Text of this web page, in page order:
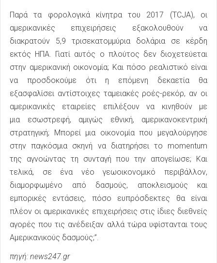
Παρά τα φορολογικά κίνητρα του 2017 (TCJA), οι
αμερικανικές επιχειρήσεις εξακολουθούν να
διακρατούν 5,9 τρισεκατομμύρια δολάρια σε κέρδη
εκτός ΗΠΑ. Γιατί αυτός ο πλούτος δεν διοχετεύεται
στην αμερικανική οικονομία; Και πόσο ρεαλιστικό είναι
να προσδοκούμε ότι η επόμενη δεκαετία θα
εξασφαλίσει αντίστοιχες ταμειακές ροές-ρεκόρ, αν οι
αμερικανικές εταιρείες επιλέξουν να κινηθούν με
μια εσωστρεφή, αμιγώς εθνική, αμερικανοκεντρική
στρατηγική; Μπορεί μια οικονομία που μεγαλούργησε
στην παγκόσμια σκηνή να διατηρήσει το momentum
της αγνοώντας τη συνταγή που την απογείωσε; Και
τελικά, σε ένα νέο γεωοικονομικό περιβάλλον,
διαμορφωμένο από δασμούς, αποκλεισμούς και
εμπορικές εντάσεις, πόσο ευπρόσδεκτες θα είναι
πλέον οι αμερικανικές επιχειρήσεις στις ίδιες διεθνείς
αγορές που τις ανέδειξαν αλλά τώρα υφίστανται τους
Αμερικανικούς δασμούς;”.
πηγή: news247.gr